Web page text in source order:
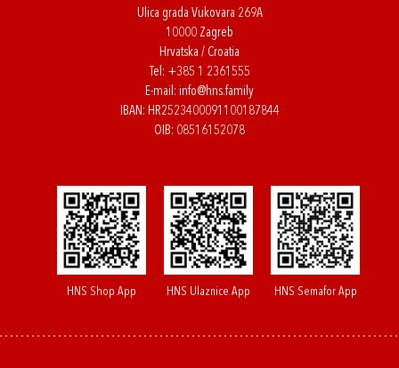
Ulica grada Vukovara 269A
10000 Zagreb
Hrvatska / Croatia
Tel: +385 1 2361555
E-mail: info@hns.family
IBAN: HR2523400091100187844
OIB: 08516152078
HNS Shop App HNS Ulaznice App HNS Semafor App